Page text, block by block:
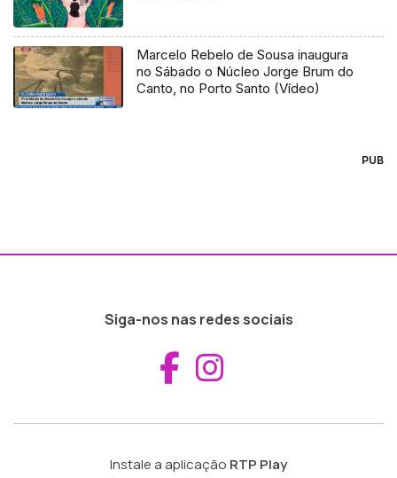
Marcelo Rebelo de Sousa inaugura
no Sábado o Núcleo Jorge Brum do
Canto, no Porto Santo (Vídeo)
PUB
Siga-nos nas redes sociais
Aceder ao
Instale a aplicação RTP Play